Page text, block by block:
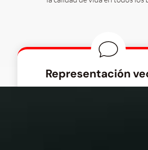
Representación